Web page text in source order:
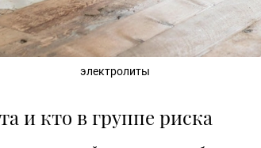
электролиты
и кто в группе риска